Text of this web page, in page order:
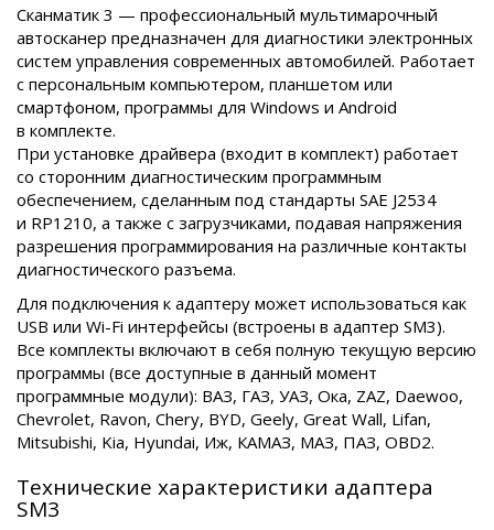
Сканматик 3 — профессиональный мультимарочный
автосканер предназначен для диагностики электронных
систем управления современных автомобилей. Работает
с персональным компьютером, планшетом или
смартфоном, программы для Windows и Android
в комплекте.
При установке драйвера (входит в комплект) работает
со сторонним диагностическим программным
обеспечением, сделанным под стандарты SAE J2534
и RP1210, а также с загрузчиками, подавая напряжения
разрешения программирования на различные контакты
диагностического разъема.
Для подключения к адаптеру может использоваться как
USB или Wi-Fi интерфейсы (встроены в адаптер SM3).
Все комплекты включают в себя полную текущую версию
программы (все доступные в данный момент
программные модули): ВАЗ, ГАЗ, УАЗ, Ока, ZAZ, Daewoo,
Chevrolet, Ravon, Chery, BYD, Geely, Great Wall, Lifan,
Mitsubishi, Kia, Hyundai, Иж, КАМАЗ, МАЗ, ПАЗ, OBD2.
Технические характеристики адаптера
SM3